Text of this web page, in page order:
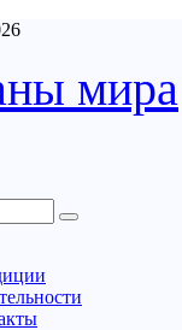
мира